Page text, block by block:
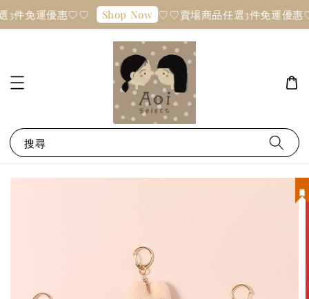
3件免運優惠♡♡ Shop Now ♡♡賣場商品任選3件免運優
搜尋